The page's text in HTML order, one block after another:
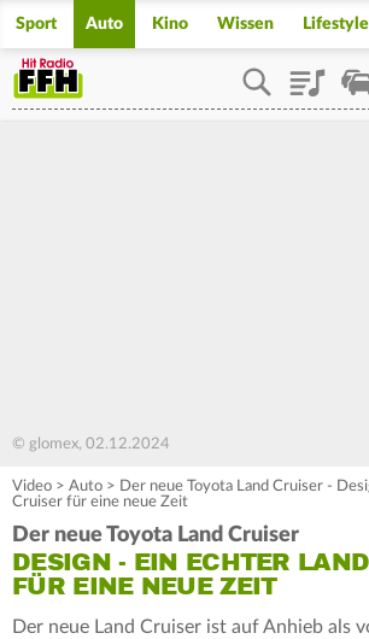
Sport Auto Kino Wissen Lifestyle
Playlist
© glomex, 02.12.2024
Video > Auto > Der neue Toyota Land Cruiser -
Cruiser für eine neue Zeit
Der neue Toyota Land Cruiser
DESIGN - EIN ECHTER
FÜR EINE NEUE ZEIT
Der neue Land Cruiser ist auf Anhieb als